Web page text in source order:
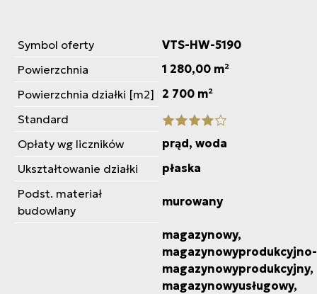
Symbol oferty
VTS-HW-5190
Powierzchnia
1 280,00 m²
Powierzchnia działki [m2]
2 700 m²
Standard
Opłaty wg liczników
prąd, woda
Ukształtowanie działki
płaska
Podst. materiał
budowlany
murowany
magazynowy,
magazynowyprodukcyjno-
magazynowyprodukcyjny,
magazynowyusługowy,